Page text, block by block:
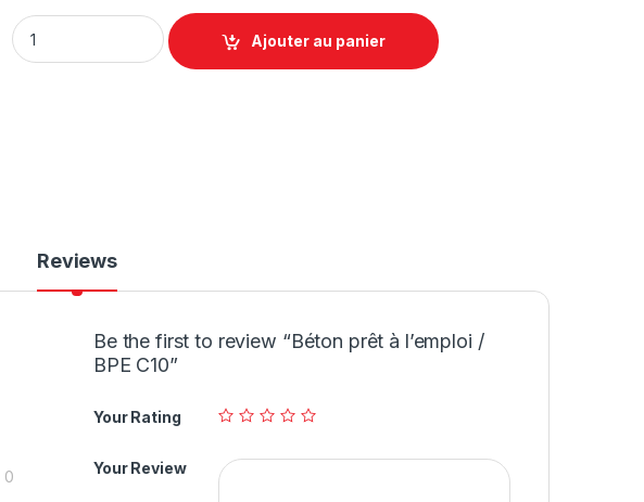
Béton prêt à l'emploi / BPE C10 quantity
Ajouter au panier
Reviews
0
Be the first to review “Béton prêt à l’emploi /
BPE C10”
Your Rating
Your Review